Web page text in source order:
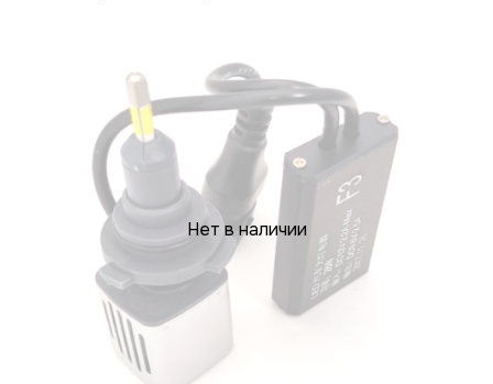
Нет в наличии